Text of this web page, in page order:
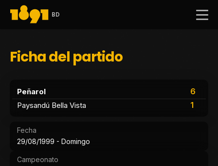
BD
Ficha del partido
Peñarol
6
1
Paysandú Bella Vista
Fecha
29/08/1999 - Domingo
Campeonato